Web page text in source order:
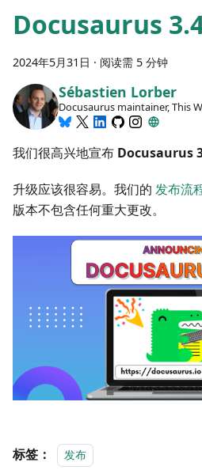
Docusaurus
2024年5月31日 · 阅读需 5 分钟
Sébastien Lorber
Docusaurus maintainer, This
我们很高兴地宣布 Docusaurus
升级应该很容易。我们的 发布流
版本不包含任何重大更改。
标签： 发布